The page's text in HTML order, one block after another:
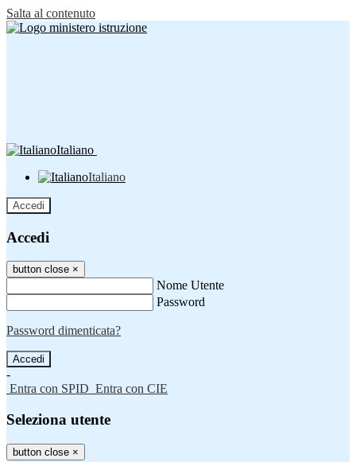
Salta al contenuto
Italiano
Italiano
Accedi
Accedi
button close ×
Nome Utente
Password
Password dimenticata?
-
Entra con SPID Entra con CIE
Seleziona utente
button close ×